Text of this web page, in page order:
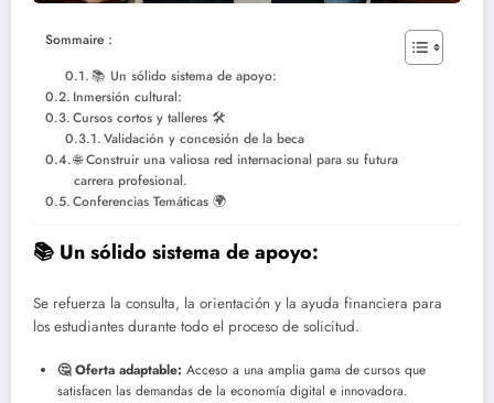
Sommaire :
📚 Un sólido sistema de apoyo:
Inmersión cultural:
Cursos cortos y talleres 🛠
Validación y concesión de la beca
🌐 Construir una valiosa red internacional para su futura
carrera profesional.
Conferencias Temáticas 🌍
📚 Un sólido sistema de apoyo:
Se refuerza la consulta, la orientación y la ayuda financiera para
los estudiantes durante todo el proceso de solicitud.
🤔 Oferta adaptable: Acceso a una amplia gama de cursos que
satisfacen las demandas de la economía digital e innovadora.